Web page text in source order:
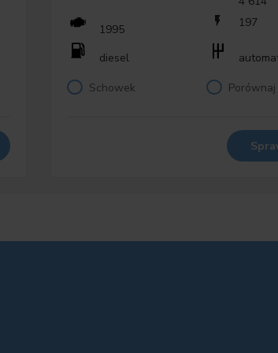
1995
197
diesel
Schowek
Porównaj